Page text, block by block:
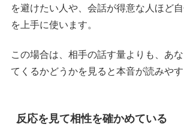
を避けたい人や、会話が得意な人ほど
を上手に使います。
この場合は、相手の話す量よりも、あ
てくるかどうかを見ると本音が読みやす
反応を見て相性を確かめている